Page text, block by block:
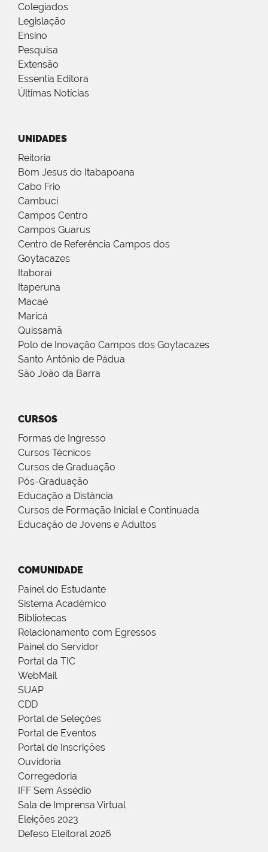
Colegiados
Legislação
Ensino
Pesquisa
Extensão
Essentia Editora
Últimas Notícias
UNIDADES
Reitoria
Bom Jesus do Itabapoana
Cabo Frio
Cambuci
Campos Centro
Campos Guarus
Centro de Referência Campos dos
Goytacazes
Itaboraí
Itaperuna
Macaé
Maricá
Quissamã
Polo de Inovação Campos dos Goytacazes
Santo Antônio de Pádua
São João da Barra
CURSOS
Formas de Ingresso
Cursos Técnicos
Cursos de Graduação
Pós-Graduação
Educação a Distância
Cursos de Formação Inicial e Continuada
Educação de Jovens e Adultos
COMUNIDADE
Painel do Estudante
Sistema Acadêmico
Bibliotecas
Relacionamento com Egressos
Painel do Servidor
Portal da TIC
WebMail
SUAP
CDD
Portal de Seleções
Portal de Eventos
Portal de Inscrições
Ouvidoria
Corregedoria
IFF Sem Assédio
Sala de Imprensa Virtual
Eleições 2023
Defeso Eleitoral 2026